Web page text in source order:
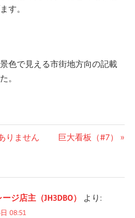
す。
色で見える市街地方向の記載
。
りません
次
稿:
巨大看板（#7）
ジ店主（JH3DBO） より:
08:51